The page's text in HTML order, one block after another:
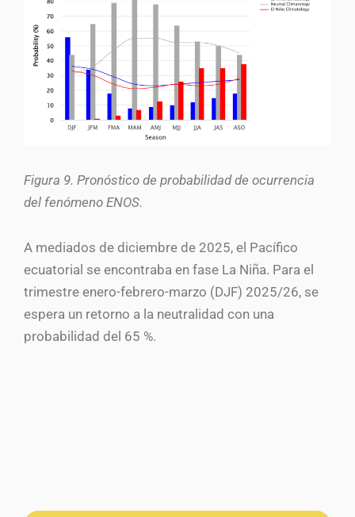
Figura 9. Pronóstico de probabilidad de ocurrencia
del fenómeno ENOS.
A mediados de diciembre de 2025, el Pacífico
ecuatorial se encontraba en fase La Niña. Para el
trimestre enero-febrero-marzo (DJF) 2025/26, se
espera un retorno a la neutralidad con una
probabilidad del 65 %.